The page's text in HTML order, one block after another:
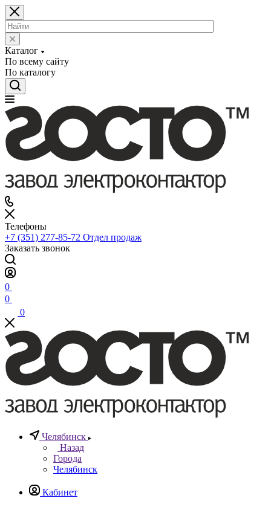
Каталог
По всему сайту
По каталогу
Телефоны
+7 (351) 277-85-72 Отдел продаж
Заказать звонок
0
0
0
Челябинск
Назад
Города
Челябинск
Кабинет